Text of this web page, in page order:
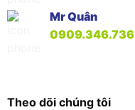
Mr Quân
0909.346.736
Theo dõi chúng tôi